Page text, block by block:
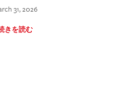
31, 2026
きを読む